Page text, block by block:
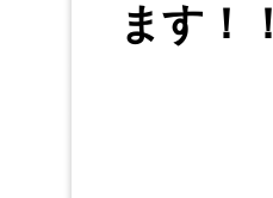
ます！！